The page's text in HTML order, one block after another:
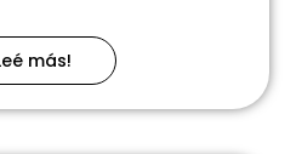
más!